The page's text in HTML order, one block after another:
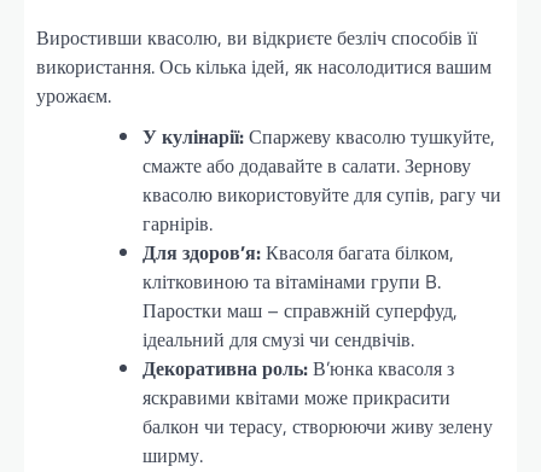
Виростивши квасолю, ви відкриєте безліч способів її
використання. Ось кілька ідей, як насолодитися вашим
урожаєм.
У кулінарії:Спаржеву квасолю тушкуйте,
смажте або додавайте в салати. Зернову
квасолю використовуйте для супів, рагу чи
гарнірів.
Для здоров’я:Квасоля багата білком,
клітковиною та вітамінами групи B.
Паростки маш – справжній суперфуд,
ідеальний для смузі чи сендвічів.
Декоративна роль:В’юнка квасоля з
яскравими квітами може прикрасити
балкон чи терасу, створюючи живу зелену
ширму.